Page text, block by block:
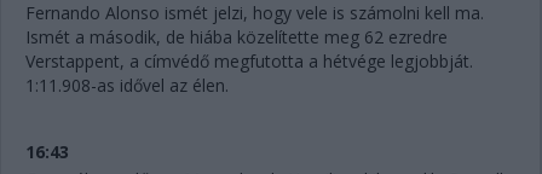
Fernando Alonso ismét jelzi, hogy vele is számolni kell ma.
Ismét a második, de hiába közelítette meg 62 ezredre
Verstappent, a címvédő megfutotta a hétvége legjobbját.
1:11.908-as idővel az élen.
16:43